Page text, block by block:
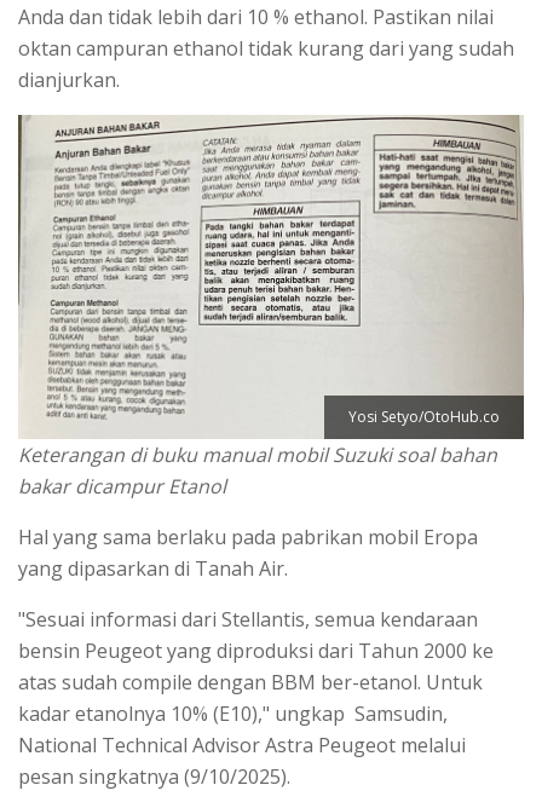
Anda dan tidak lebih dari 10 % ethanol. Pastikan nilai
oktan campuran ethanol tidak kurang dari yang sudah
dianjurkan.
Yosi Setyo/OtoHub.co
Keterangan di buku manual mobil Suzuki soal bahan
bakar dicampur Etanol
Hal yang sama berlaku pada pabrikan mobil Eropa
yang dipasarkan di Tanah Air.
"Sesuai informasi dari Stellantis, semua kendaraan
bensin Peugeot yang diproduksi dari Tahun 2000 ke
atas sudah compile dengan BBM ber-etanol. Untuk
kadar etanolnya 10% (E10)," ungkap Samsudin,
National Technical Advisor Astra Peugeot melalui
pesan singkatnya (9/10/2025).